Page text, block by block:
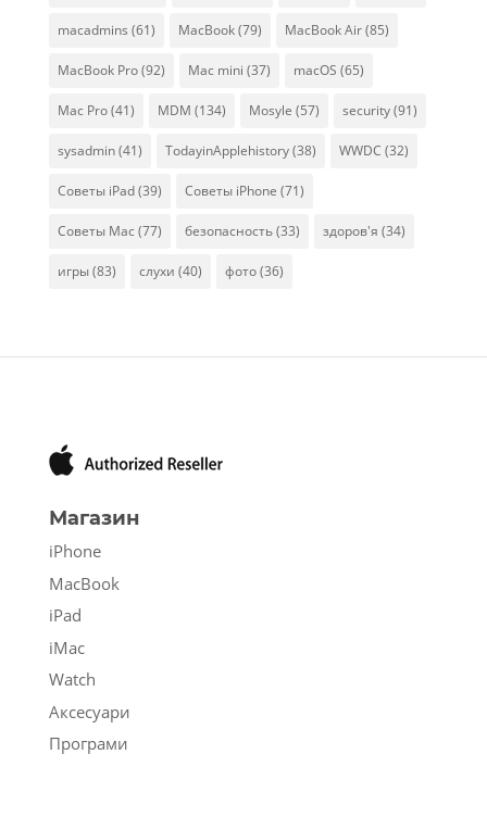
macadmins (61) MacBook(79) MacBook Air(85)
MacBook Pro(92) Mac mini (37) macOS (65)
Mac Pro(41) MDM (134) Mosyle (57) security(91)
sysadmin(41) TodayinApplehistory(38) WWDC (32)
Советы iPad(39) Советы iPhone (71)
Советы Mac (77) безопасность(33) здоров'я (34)
игры(83) слухи (40) фото(36)
Магазин
iPhone
MacBook
iPad
iMac
Watch
Аксесуари
Програми